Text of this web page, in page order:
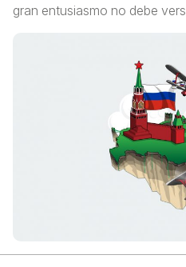
gran entusiasmo no debe